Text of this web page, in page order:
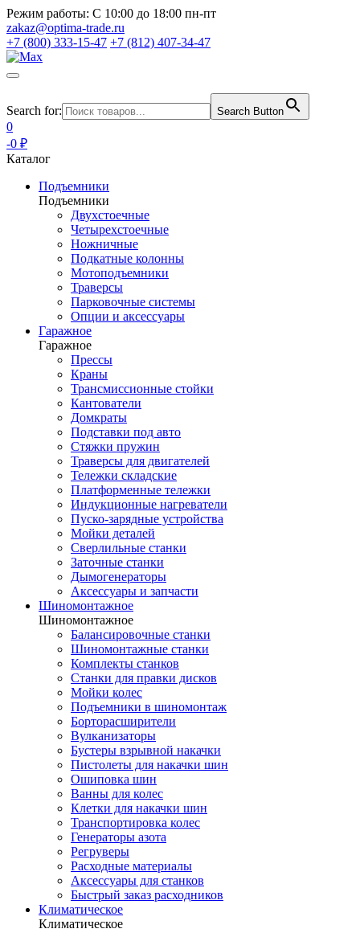
Режим работы: С 10:00 до 18:00 пн-пт
zakaz@optima-trade.ru
+7 (800) 333-15-47 +7 (812) 407-34-47
Search for: Search Button
0
-0 ₽
Каталог
Подъемники
Подъемники
Двухстоечные
Четырехстоечные
Ножничные
Подкатные колонны
Мотоподъемники
Траверсы
Парковочные системы
Опции и аксессуары
Гаражное
Гаражное
Прессы
Краны
Трансмиссионные стойки
Кантователи
Домкраты
Подставки под авто
Стяжки пружин
Траверсы для двигателей
Тележки складские
Платформенные тележки
Индукционные нагреватели
Пуско-зарядные устройства
Мойки деталей
Сверлильные станки
Заточные станки
Дымогенераторы
Аксессуары и запчасти
Шиномонтажное
Шиномонтажное
Балансировочные станки
Шиномонтажные станки
Комплекты станков
Станки для правки дисков
Мойки колес
Подъемники в шиномонтаж
Борторасширители
Вулканизаторы
Бустеры взрывной накачки
Пистолеты для накачки шин
Ошиповка шин
Ванны для колес
Клетки для накачки шин
Транспортировка колес
Генераторы азота
Регруверы
Расходные материалы
Аксессуары для станков
Быстрый заказ расходников
Климатическое
Климатическое